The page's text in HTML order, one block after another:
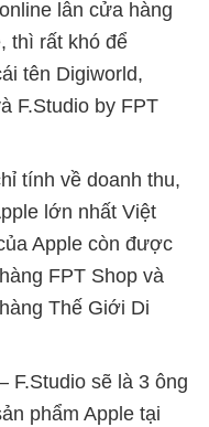
lẫn cửa hàng
thì rất khó để
tên Digiworld,
F.Studio by FPT
tính về doanh thu,
lớn nhất Việt
Apple còn được
FPT Shop và
Thế Giới Di
F.Studio sẽ là 3 ông
phẩm Apple tại